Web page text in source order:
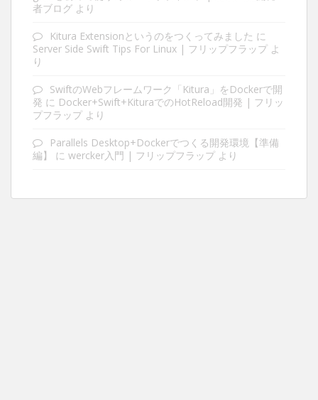
者ブログ より
Kitura Extensionというのをつくってみました に
Server Side Swift Tips For Linux | フリップフラップ よ
り
SwiftのWebフレームワーク「Kitura」をDockerで開
発 に Docker+Swift+KituraでのHotReload開発 | フリッ
プフラップ より
Parallels Desktop+Dockerでつくる開発環境【準備
編】
に wercker入門 | フリップフラップ より